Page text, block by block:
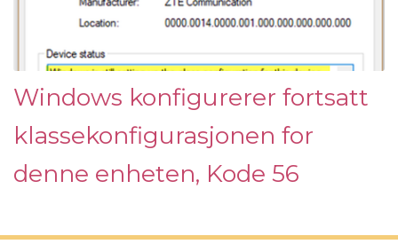
Windows konfigurerer fortsatt
klassekonfigurasjonen for
denne enheten, Kode 56